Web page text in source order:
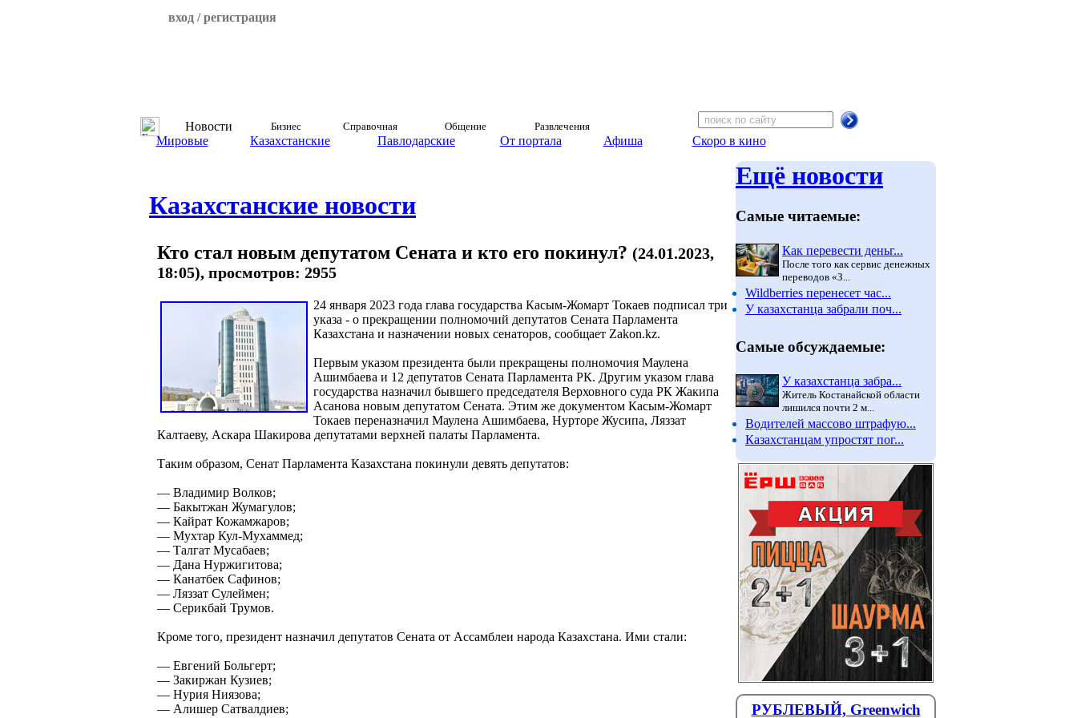
вход / регистрация
Новости Бизнес Справочная Общение Развлечения
Мировые Казахстанские Павлодарские От портала Афиша Скоро в кино
Казахстанские новости
Кто стал новым депутатом Сената и кто его покинул? (24.01.2023,
18:05), просмотров: 2955
24 января 2023 года глава государства Касым-Жомарт Токаев подписал три
указа - о прекращении полномочий депутатов Сената Парламента
Казахстана и назначении новых сенаторов, сообщает Zakon.kz.
Первым указом президента были прекращены полномочия Маулена
Ашимбаева и 12 депутатов Сената Парламента РК. Другим указом глава
государства назначил бывшего председателя Верховного суда РК Жакипа
Асанова новым депутатом Сената. Этим же документом Касым-Жомарт
Токаев переназначил Маулена Ашимбаева, Нурторе Жусипа, Ляззат
Калтаеву, Аскара Шакирова депутатами верхней палаты Парламента.
Таким образом, Сенат Парламента Казахстана покинули девять депутатов:
— Владимир Волков;
— Бакытжан Жумагулов;
— Кайрат Кожамжаров;
— Мухтар Кул-Мухаммед;
— Талгат Мусабаев;
— Дана Нуржигитова;
— Канатбек Сафинов;
— Ляззат Сулеймен;
— Серикбай Трумов.
Кроме того, президент назначил депутатов Сената от Ассамблеи народа Казахстана. Ими стали:
— Евгений Больгерт;
— Закиржан Кузиев;
— Нурия Ниязова;
— Алишер Сатвалдиев;
Ещё новости
Самые читаемые:
Как перевести деньг...
После того как сервис денежных
переводов «З...
Wildberries перенесет час...
У казахстанца забрали поч...
Самые обсуждаемые:
У казахстанца забра...
Житель Костанайской области
лишился почти 2 м...
Водителей массово штрафую...
Казахстанцам упростят пог...
РУБЛЕВЫЙ, Greenwich